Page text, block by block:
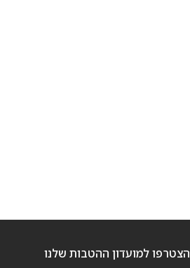
הצטרפו למועדון ההטבות שלנו